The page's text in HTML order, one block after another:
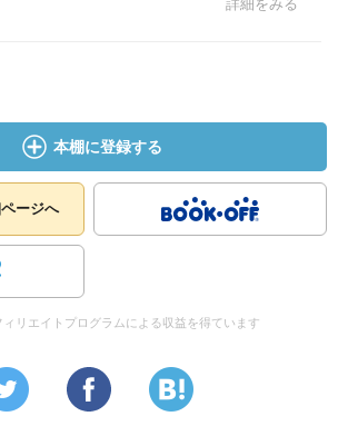
詳細をみる
本棚に登録する
ージへ
リエイトプログラムによる収益を得ています